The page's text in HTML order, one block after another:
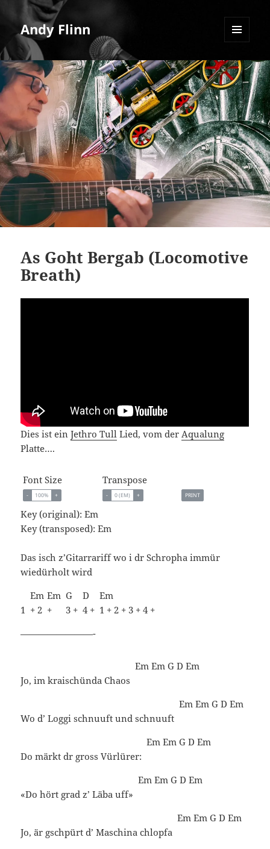
Andy Flinn
WIDGETS
As Goht Bergab (Locomotive
Breath)
Dies ist einJethro Tull Lied, vom derAqualung
Platte….
Font Size
- 100% +
Transpose
- 0 (EM) + PRINT
Key (original): Em
Key (transposed):Em
Das isch z’Gitarrariff wo i dr Schropha immür
wiedürholt wird
1
Em
+ 2
Em
+
G
3 +
D
4 +
Em
1 + 2 + 3 + 4 +
————————-
Jo, im kraischünda Chaos
Em Em G D Em
Wo d’ Loggi schnuuft und schnuuft
Em Em G D Em
Do märkt dr gross Vürlürer:
Em Em G D Em
«Do hört grad z’ Läba uff»
Em Em G D Em
Jo, är gschpürt d’ Maschina chlopfa
Em Em G D Em